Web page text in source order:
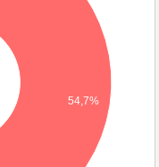
54,7%